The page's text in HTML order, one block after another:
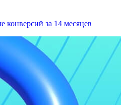
конверсий за 14 месяцев